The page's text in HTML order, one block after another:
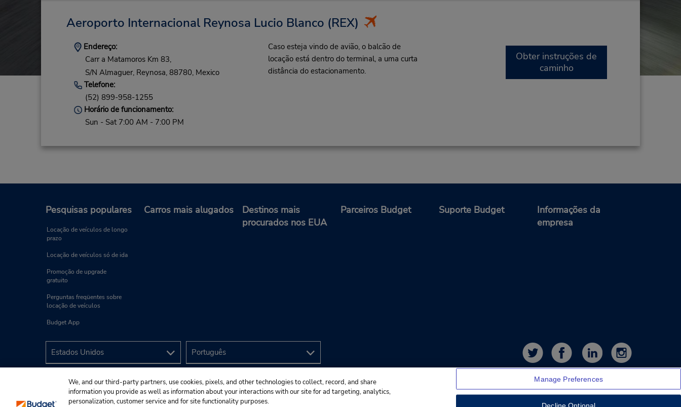
Aeroporto Internacional Reynosa Lucio Blanco (REX)
Endereço:
Carr a Matamoros Km 83,
S/N Almaguer, Reynosa, 88780, Mexico
Telefone:
(52) 899-958-1255
Horário de funcionamento:
Sun - Sat 7:00 AM - 7:00 PM
Caso esteja vindo de avião, o balcão de
locação está dentro do terminal, a uma curta
distância do estacionamento.
Obter instruções de
caminho
Pesquisas populares
Locação de veículos de longo
prazo
Locação de veículos só de ida
Promoção de upgrade
gratuito
Perguntas freqüentes sobre
locação de veículos
Budget App
Carros mais alugados
Destinos mais
procurados nos EUA
Parceiros Budget Suporte Budget
Informações da
empresa
We, and our third-party partners, use cookies, pixels, and other technologies to collect, record, and share
information you provide as well as information about your interactions with our site for ad targeting, analytics,
personalization, customer service and for site functionality purposes.
Manage Preferences
Decline Optional